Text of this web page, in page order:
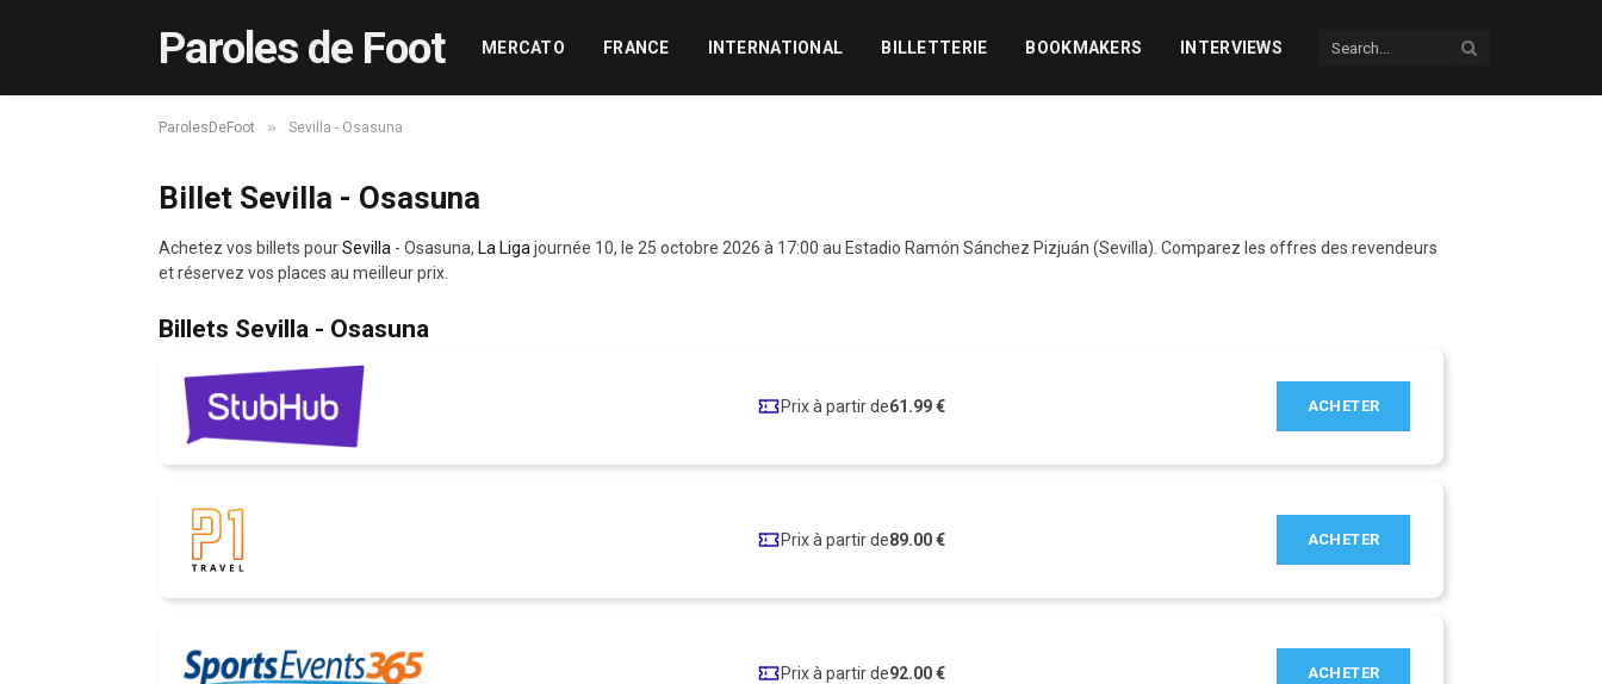
Paroles de Foot MERCATO FRANCE INTERNATIONAL BILLETTERIE BOOKMAKERS INTERVIEWS
ParolesDeFoot » Sevilla - Osasuna
Billet Sevilla - Osasuna
Achetez vos billets pourSevilla - Osasuna, La Liga journée 10, le 25 octobre 2026 à 17:00 au Estadio Ramón Sánchez Pizjuán (Sevilla). Comparez les offres des revendeurs
et réservez vos places au meilleur prix.
Billets Sevilla - Osasuna
Prix à partir de61.99 € ACHETER
Prix à partir de89.00 € ACHETER
Prix à partir de92.00 € ACHETER